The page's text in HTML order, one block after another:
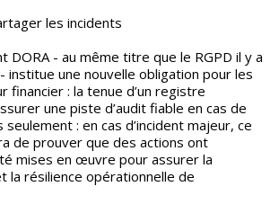
les incidents
DORA - au même titre que le RGPD il y a
institue une nouvelle obligation pour les
financier : la tenue d’un registre
une piste d’audit fiable en cas de
: en cas d’incident majeur, ce
de prouver que des actions ont
mises en œuvre pour assurer la
la résilience opérationnelle de